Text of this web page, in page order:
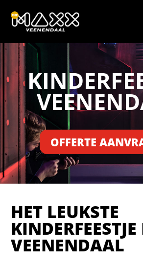
OFFERTE
HET LEUKSTE
VEENENDAAL